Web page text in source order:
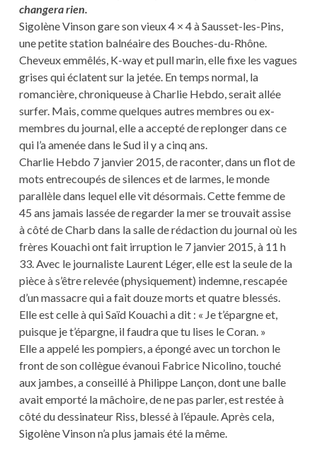
changera rien.
Sigolène Vinson gare son vieux 4 × 4 à Sausset-les-Pins,
une petite station balnéaire des Bouches-du-Rhône.
Cheveux emmêlés, K-way et pull marin, elle fixe les vagues
grises qui éclatent sur la jetée. En temps normal, la
romancière, chroniqueuse à Charlie Hebdo, serait allée
surfer. Mais, comme quelques autres membres ou ex-
membres du journal, elle a accepté de replonger dans ce
qui l’a amenée dans le Sud il y a cinq ans.
Charlie Hebdo 7 janvier 2015, de raconter, dans un flot de
mots entrecoupés de silences et de larmes, le monde
parallèle dans lequel elle vit désormais. Cette femme de
45 ans jamais lassée de regarder la mer se trouvait assise
à côté de Charb dans la salle de rédaction du journal où les
frères Kouachi ont fait irruption le 7 janvier 2015, à 11 h
33. Avec le journaliste Laurent Léger, elle est la seule de la
pièce à s’être relevée (physiquement) indemne, rescapée
d’un massacre qui a fait douze morts et quatre blessés.
Elle est celle à qui Saïd Kouachi a dit : « Je t’épargne et,
puisque je t’épargne, il faudra que tu lises le Coran. »
Elle a appelé les pompiers, a épongé avec un torchon le
front de son collègue évanoui Fabrice Nicolino, touché
aux jambes, a conseillé à Philippe Lançon, dont une balle
avait emporté la mâchoire, de ne pas parler, est restée à
côté du dessinateur Riss, blessé à l’épaule. Après cela,
Sigolène Vinson n’a plus jamais été la même.